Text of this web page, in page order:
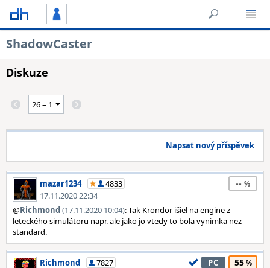
ShadowCaster
Diskuze
Napsat nový příspěvek
mazar1234
4833
17.11.2020 22:34
--
@Richmond(17.11.2020 10:04): Tak Krondor išiel na engine z
leteckého simulátoru napr. ale jako jo vtedy to bola vynimka nez
standard.
Richmond
7827
PC 55